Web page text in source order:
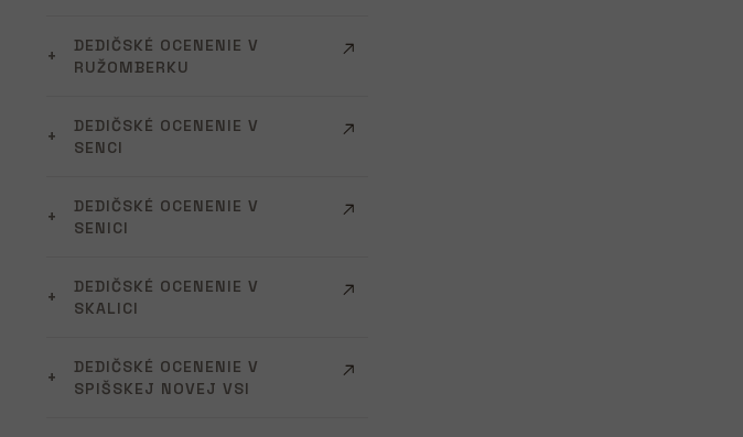
DEDIČSKÉ OCENENIE V
RUŽOMBERKU
DEDIČSKÉ OCENENIE V
SENCI
DEDIČSKÉ OCENENIE V
SENICI
DEDIČSKÉ OCENENIE V
SKALICI
DEDIČSKÉ OCENENIE V
SPIŠSKEJ NOVEJ VSI